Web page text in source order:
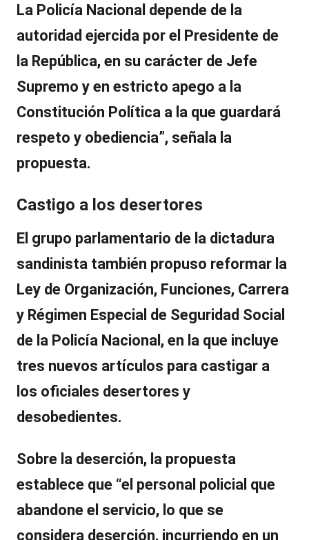
La Policía Nacional depende de la
autoridad ejercida por el Presidente de
la República, en su carácter de Jefe
Supremo y en estricto apego a la
Constitución Política a la que guardará
respeto y obediencia”, señala la
propuesta.
Castigo a los desertores
El grupo parlamentario de la dictadura
sandinista también propuso reformar la
Ley de Organización, Funciones, Carrera
y Régimen Especial de Seguridad Social
de la Policía Nacional, en la que incluye
tres nuevos artículos para castigar a
los oficiales desertores y
desobedientes.
Sobre la deserción, la propuesta
establece que “el personal policial que
abandone el servicio, lo que se
considera deserción, incurriendo en un